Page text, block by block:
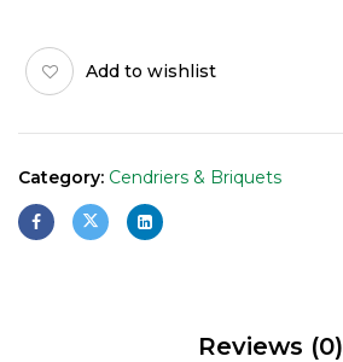
Add to wishlist
Category: Cendriers & Briquets
Reviews (0)